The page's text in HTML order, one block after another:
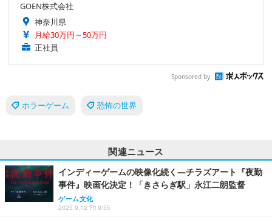
GOEN株式会社
神奈川県
月給30万円～50万円
正社員
Sponsored by
ホラーゲーム 恐怖の世界
関連ニュース
インディーゲームの映像化続く―チラズアート『夜勤
事件』映画化決定！「きさらぎ駅」永江二朗監督
ゲーム文化
2025.9.12 Fri 9:55